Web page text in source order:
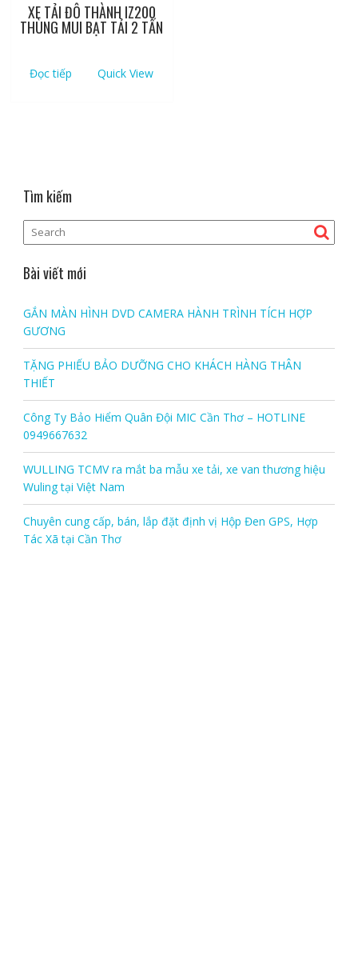
XE TẢI ĐÔ THÀNH IZ200
THÙNG MUI BẠT TẢI 2 TẤN
Đọc tiếp Quick View
Tìm kiếm
Bài viết mới
GẮN MÀN HÌNH DVD CAMERA HÀNH TRÌNH TÍCH HỢP
GƯƠNG
TẶNG PHIẾU BẢO DƯỠNG CHO KHÁCH HÀNG THÂN
THIẾT
Công Ty Bảo Hiểm Quân Đội MIC Cần Thơ – HOTLINE
0949667632
WULLING TCMV ra mắt ba mẫu xe tải, xe van thương hiệu
Wuling tại Việt Nam
Chuyên cung cấp, bán, lắp đặt định vị Hộp Đen GPS, Hợp
Tác Xã tại Cần Thơ